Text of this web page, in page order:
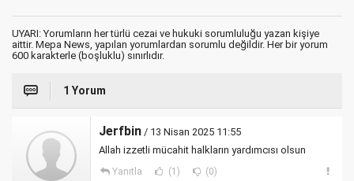
UYARI: Yorumların her türlü cezai ve hukuki sorumluluğu yazan kişiye
aittir. Mepa News, yapılan yorumlardan sorumlu değildir. Her bir yorum
600 karakterle (boşluklu) sınırlıdır.
1 Yorum
Jerfbin / 13 Nisan 2025 11:55
Allah izzetli mücahit halkların yardımcısı olsun
Yanıtla (1) (0)